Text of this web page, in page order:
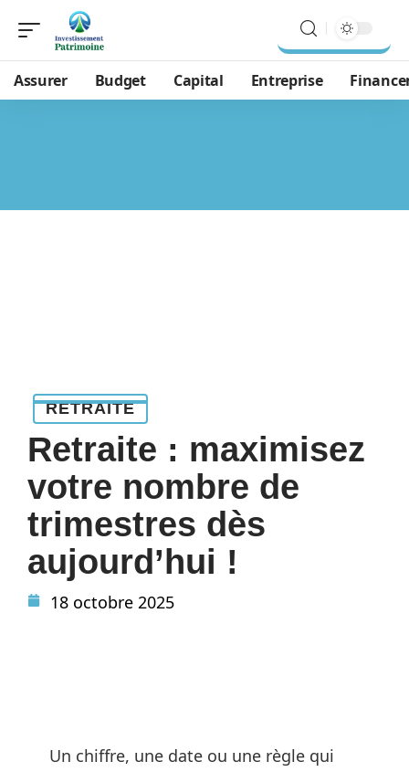
Assurer Budget Capital Entreprise
RETRAITE
Retraite : maximisez
votre nombre de
trimestres dès
aujourd’hui !
18 octobre 2025
Un chiffre, une date ou une règle qui